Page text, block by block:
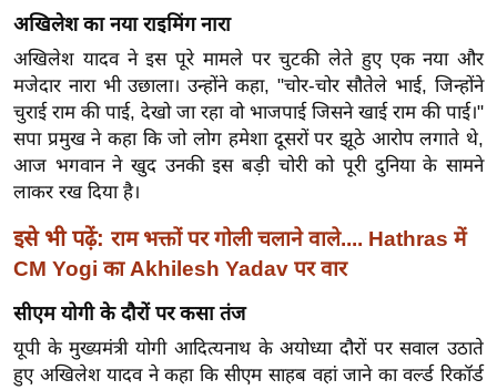
त
ऑ
टो
व
र्ल्ड
न्यू
ज
ब्री
फ
नो
रं
ज
अखिलेश का नया राइमिंग नारा
अखिलेश यादव ने इस पूरे मामले पर चुटकी लेते हुए एक नया और
मजेदार नारा भी उछाला। उन्होंने कहा, "चोर-चोर सौतेले भाई, जिन्होंने
चुराई राम की पाई, देखो जा रहा वो भाजपाई जिसने खाई राम की पाई।"
सपा प्रमुख ने कहा कि जो लोग हमेशा दूसरों पर झूठे आरोप लगाते थे,
आज भगवान ने खुद उनकी इस बड़ी चोरी को पूरी दुनिया के सामने
लाकर रख दिया है।
इसे भी पढ़ें: राम भक्तों पर गोली चलाने वाले.... Hathras में
CM Yogi का Akhilesh Yadav पर वार
सीएम योगी के दौरों पर कसा तंज
यूपी के मुख्यमंत्री योगी आदित्यनाथ के अयोध्या दौरों पर सवाल उठाते
हुए अखिलेश यादव ने कहा कि सीएम साहब वहां जाने का वर्ल्ड रिकॉर्ड